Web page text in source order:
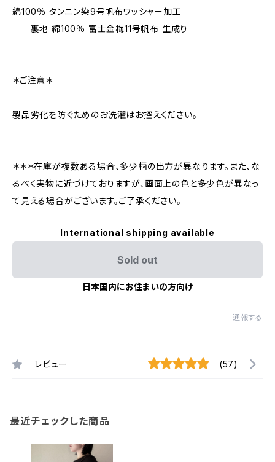
綿100％ タンニン染9号帆布ワッシャー加工
裏地 綿100％ 富士金梅11号帆布 生成り
＊ご注意＊
製品劣化を防ぐためのお洗濯はお控えください。
＊＊＊在庫が複数ある場合、多少柄の出方が異なります。また、な
るべく実物に近づけておりますが、画面上の色と多少色が異なっ
て見える場合がございます。ご了承ください。
International shipping available
Sold out
日本国内にお住まいの方向け
通報する
レビュー (57)
最近チェックした商品